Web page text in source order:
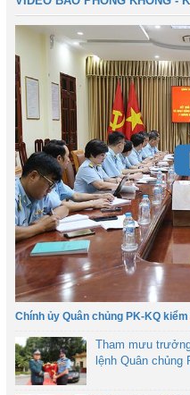
Chính ủy Quân chủng PK-KQ
Tham mưu
lệnh Quân chủng